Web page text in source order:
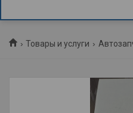
Товары и услуги